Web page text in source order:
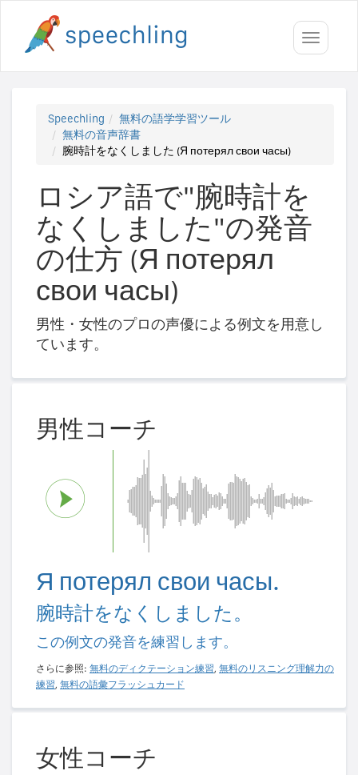
Toggle
Speechling
無料の語学学習ツール
無料の音声辞書
腕時計をなくしました (Я потерял свои часы)
ロシア語で"腕時計を
なくしました"の発音
の仕方 (Я потерял
свои часы)
男性・女性のプロの声優による例文を用意し
ています。
男性コーチ
Я потерял свои часы.
腕時計をなくしました。
この例文の発音を練習します。
さらに参照: 無料のディクテーション練習, 無料のリスニング理解力の
練習, 無料の語彙フラッシュカード
女性コーチ